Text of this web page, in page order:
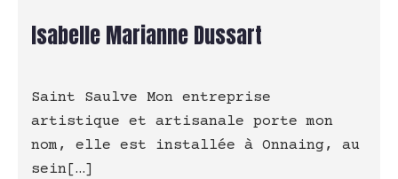
Isabelle Marianne Dussart
Saint Saulve Mon entreprise
artistique et artisanale porte mon
nom, elle est installée à Onnaing, au
sein[…]